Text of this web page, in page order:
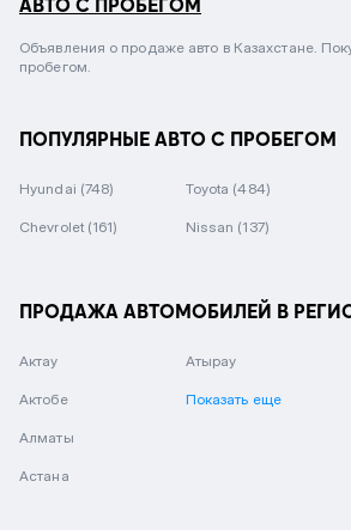
АВТО С ПРОБЕГОМ
Объявления о продаже авто в Казахстане.
пробегом.
ПОПУЛЯРНЫЕ АВТО С ПРОБЕГОМ
Hyundai (748) Toyota (484)
Chevrolet (161) Nissan (137)
ПРОДАЖА АВТОМОБИЛЕЙ В
Актау
Актобе
Алматы
Астана
Атырау
Показать еще